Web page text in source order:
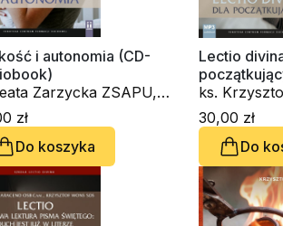
i autonomia (CD-
Zarzycka ZSAPU,
Wons SDS
zł
Do koszyka
Lectio
audiobook)
ks.
30,00 zł
Do